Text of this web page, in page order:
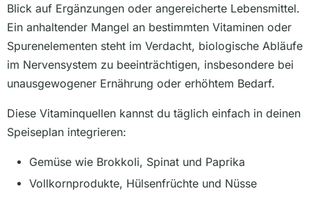
Blick auf Ergänzungen oder angereicherte Lebensmittel.
Ein anhaltender Mangel an bestimmten Vitaminen oder
Spurenelementen steht im Verdacht, biologische Abläufe
im Nervensystem zu beeinträchtigen, insbesondere bei
unausgewogener Ernährung oder erhöhtem Bedarf.
Diese Vitaminquellen kannst du täglich einfach in deinen
Speiseplan integrieren:
Gemüse wie Brokkoli, Spinat und Paprika
Vollkornprodukte, Hülsenfrüchte und Nüsse